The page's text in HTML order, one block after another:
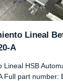
Lineal
A
Lineal HSB
Full part number: